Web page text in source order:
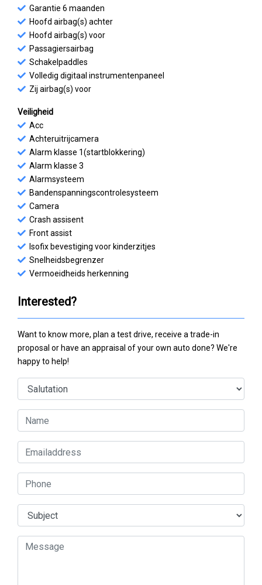
Garantie 6 maanden
Hoofd airbag(s) achter
Hoofd airbag(s) voor
Passagiersairbag
Schakelpaddles
Volledig digitaal instrumentenpaneel
Zij airbag(s) voor
Veiligheid
Acc
Achteruitrijcamera
Alarm klasse 1(startblokkering)
Alarm klasse 3
Alarmsysteem
Bandenspanningscontrolesysteem
Camera
Crash assisent
Front assist
Isofix bevestiging voor kinderzitjes
Snelheidsbegrenzer
Vermoeidheids herkenning
Interested?
Want to know more, plan a test drive, receive a trade-in
proposal or have an appraisal of your own auto done? We're
happy to help!